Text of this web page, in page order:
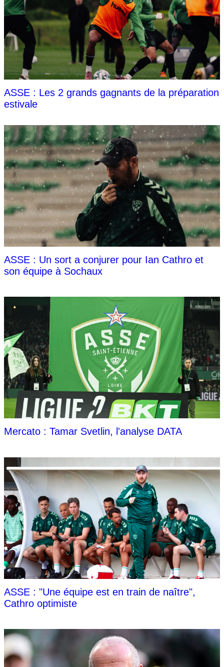
ASSE : Les 2 grands gagnants de la préparation
estivale
ASSE : Un sort a conjurer pour Ian Cathro et
son équipe à Sochaux
Mercato : Tamar Svetlin, l'analyse DATA
ASSE : "Une équipe est en train de naître",
Cathro optimiste